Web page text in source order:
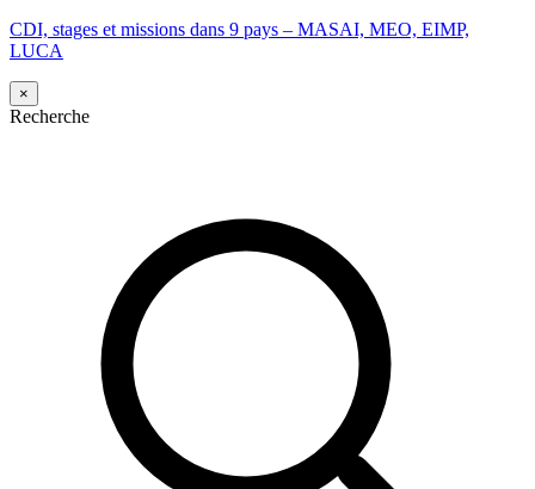
CDI, stages et missions dans 9 pays – MASAI, MEO, EIMP,
LUCA
×
Recherche